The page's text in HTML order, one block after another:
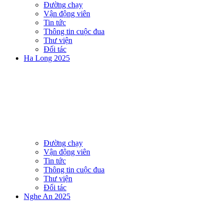
Đường chạy
Vận động viên
Tin tức
Thông tin cuộc đua
Thư viện
Đối tác
Ha Long 2025
Đường chạy
Vận động viên
Tin tức
Thông tin cuộc đua
Thư viện
Đối tác
Nghe An 2025